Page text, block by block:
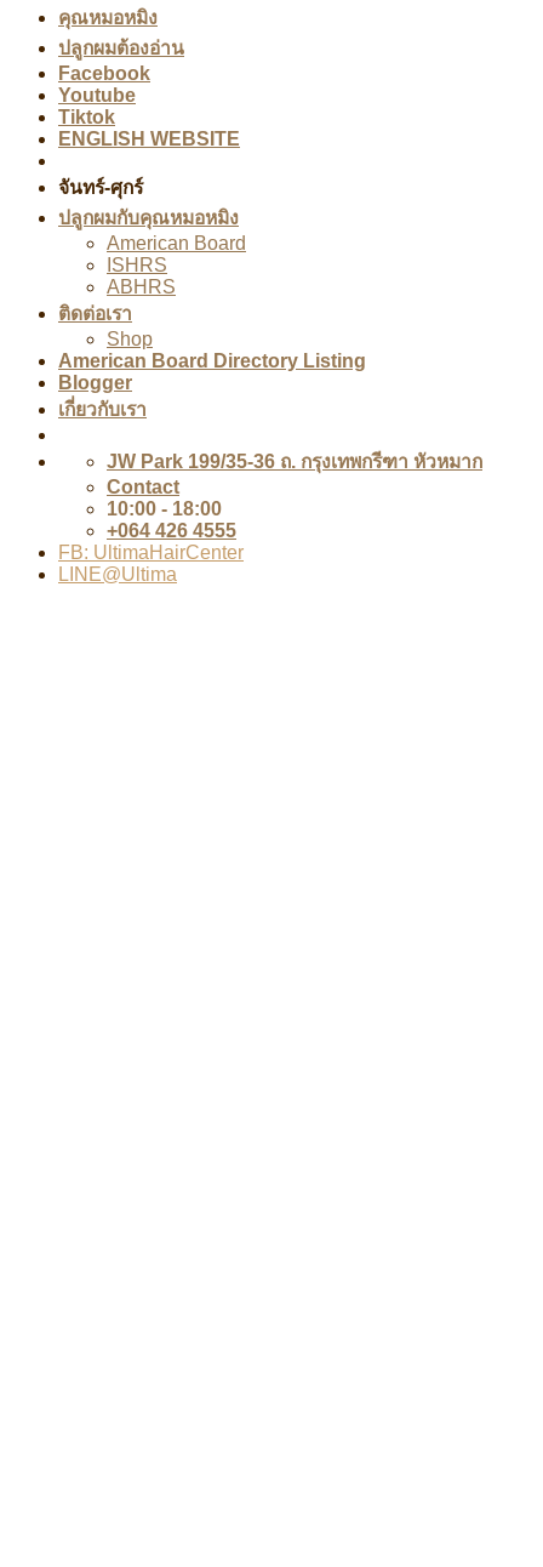
คุณหมอหมิง
ปลูกผมต้องอ่าน
Facebook
Youtube
Tiktok
ENGLISH WEBSITE
จันทร์-ศุกร์
ปลูกผมกับคุณหมอหมิง
American Board
ISHRS
ABHRS
ติดต่อเรา
Shop
American Board Directory Listing
Blogger
เกี่ยวกับเรา
JW Park 199/35-36 ถ. กรุงเทพกรีฑา หัวหมาก
Contact
10:00 - 18:00
+064 426 4555
FB: UltimaHairCenter
LINE@Ultima